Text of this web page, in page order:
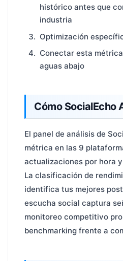
histórico antes que
industria
Optimización
Conectar esta
aguas abajo
Cómo SocialEcho
El panel de análisis de
métrica en las 9
actualizaciones por hora
La clasificación de
identifica tus mejores
escucha social captura
monitoreo competitivo
benchmarking frente a